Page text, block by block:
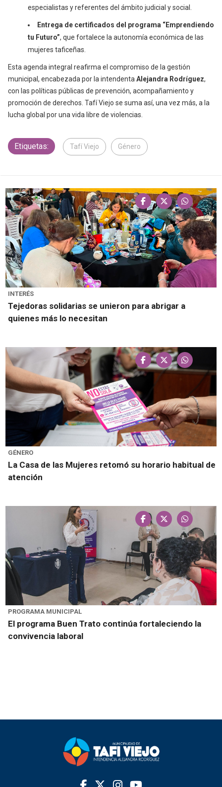
especialistas y referentes del ámbito judicial y social.
Entrega de certificados del programa “Emprendiendo
tu Futuro”, que fortalece la autonomía económica de las
mujeres taficeñas.
Esta agenda integral reafirma el compromiso de la gestión
municipal, encabezada por la intendentaAlejandra Rodríguez,
con las políticas públicas de prevención, acompañamiento y
promoción de derechos. Tafí Viejo se suma así, una vez más, a la
lucha global por una vida libre de violencias.
Etiquetas: Tafí Viejo Género
INTERÉS
Tejedoras solidarias se unieron para abrigar a
quienes más lo necesitan
GÉNERO
La Casa de las Mujeres retomó su horario habitual de
atención
PROGRAMA MUNICIPAL
El programa Buen Trato continúa fortaleciendo la
convivencia laboral